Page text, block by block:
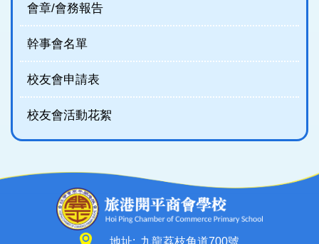
會章/會務報告
幹事會名單
校友會申請表
校友會活動花絮